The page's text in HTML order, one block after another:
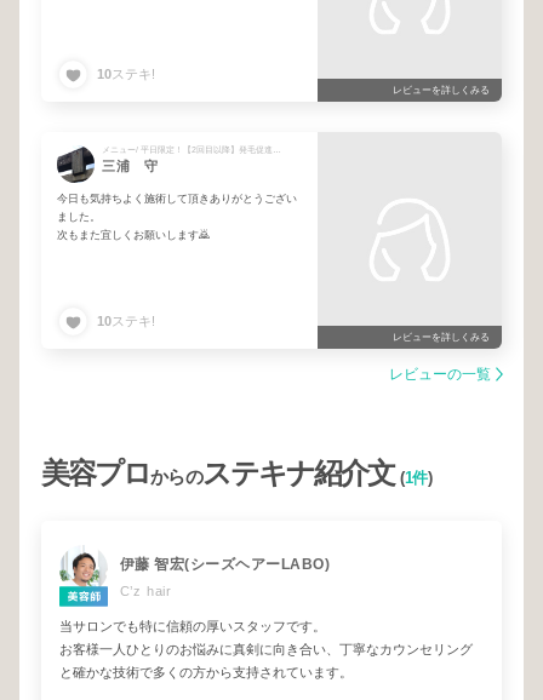
10ステキ!
レビューを詳しくみる
三浦 守
今日も気持ちよく施術して頂きありがとうござい
ました。
次もまた宜しくお願いします🙇
10ステキ!
レビューを詳しくみる
レビューの一覧
美容プロからのステキナ紹介文(1件)
伊藤 智宏(シーズヘアーLABO)
C’z hair
当サロンでも特に信頼の厚いスタッフです。
お客様一人ひとりのお悩みに真剣に向き合い、丁寧なカウンセリング
と確かな技術で多くの方から支持されています。